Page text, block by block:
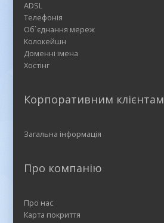
ADSL
Телефонія
Об`єднання мереж
Колокейшн
Доменні імена
Хостінг
Корпоративним клієнтам
Загальна інформація
Про компанію
Про нас
Карта покриття